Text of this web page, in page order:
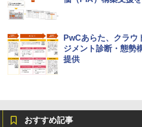
PwCあらた、クラウ
ジメント診断・態勢
提供
おすすめ記事